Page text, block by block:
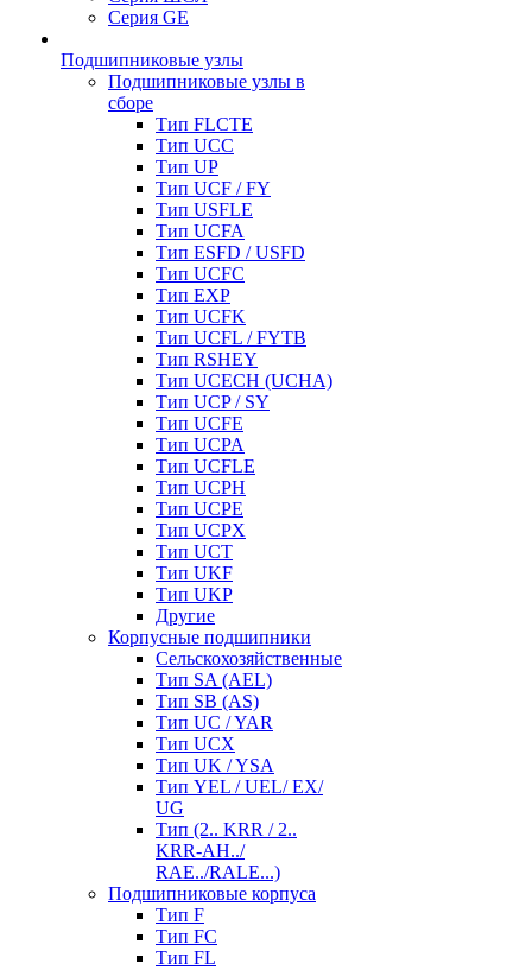
Серия GE
Подшипниковые узлы
Подшипниковые узлы в
сборе
Тип FLCTE
Тип UCC
Тип UP
Тип UCF / FY
Тип USFLE
Тип UCFA
Тип ESFD / USFD
Тип UCFC
Тип EXP
Тип UCFK
Тип UCFL / FYTB
Тип RSHEY
Тип UCECH (UCHA)
Тип UCP / SY
Тип UCFE
Тип UCPA
Тип UCFLE
Тип UCPH
Тип UCPE
Тип UCPX
Тип UCT
Тип UKF
Тип UKP
Другие
Корпусные подшипники
Сельскохозяйственные
Тип SA (AEL)
Тип SB (AS)
Тип UC / YAR
Тип UCX
Тип UK / YSA
Тип YEL / UEL/ EX/
UG
Тип (2.. KRR / 2..
KRR-AH../
RAE../RALE...)
Подшипниковые корпуса
Тип F
Тип FC
Тип FL